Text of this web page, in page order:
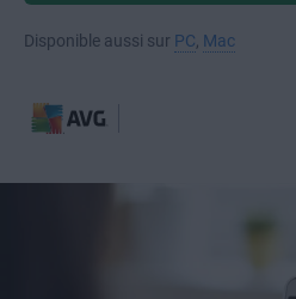
Disponible aussi sur PC Mac